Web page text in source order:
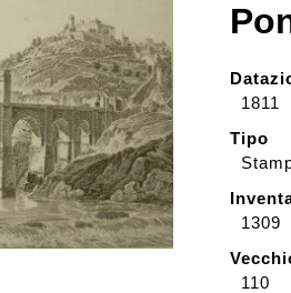
1811
Tipo
1309
110